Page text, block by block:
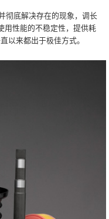
彻底解决存在的现象，调长
用性能的不稳定性，提供耗
以来都出于极佳方式。